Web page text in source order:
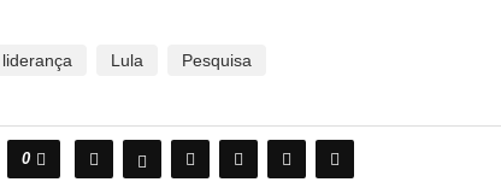
liderança Lula Pesquisa
0